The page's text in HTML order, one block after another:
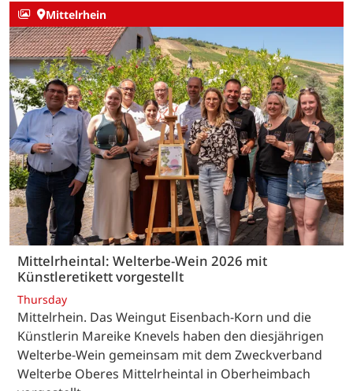
Mittelrhein
Mittelrheintal: Welterbe-Wein 2026 mit
Künstleretikett vorgestellt
Thursday
Mittelrhein. Das Weingut Eisenbach-Korn und die
Künstlerin Mareike Knevels haben den diesjährigen
Welterbe-Wein gemeinsam mit dem Zweckverband
Welterbe Oberes Mittelrheintal in Oberheimbach